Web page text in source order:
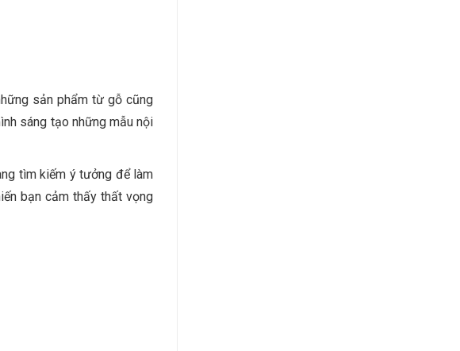
sản phẩm từ gỗ cũng
sáng tạo những mẫu nội
tìm kiếm ý tưởng để làm
bạn cảm thấy thất vọng